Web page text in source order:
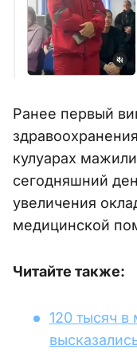
Ранее первый
кулуарах
сегодняшний
увеличения
медицинской
Читайте также:
120 тысяч